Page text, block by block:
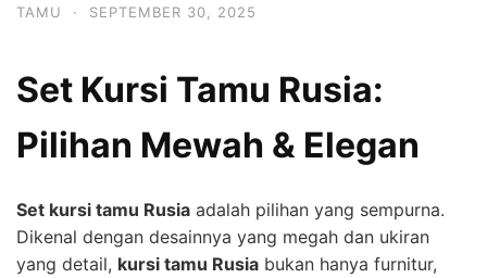
TAMU
· SEPTEMBER 30, 2025
Set Kursi Tamu Rusia:
Pilihan Mewah & Elegan
Set kursi tamu Rusia adalah pilihan yang sempurna.
Dikenal dengan desainnya yang megah dan ukiran
yang detail, kursi tamu Rusia bukan hanya furnitur,